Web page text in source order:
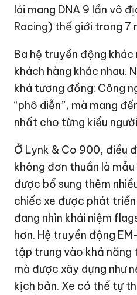
lái mang DNA 9 lần vô
Racing) thế giới trong 7
Ba hệ truyền động khác
khách hàng khác nhau.
khá tương đồng: Công
“phô diễn”, mà mang
nhất cho từng kiểu
Ở Lynk & Co 900, điều
không đơn thuần là
được bổ sung thêm
chiếc xe được phát
đang nhìn khái niệm
hơn. Hệ truyền động
tập trung vào khả năng
mà được xây dựng như
kịch bản. Xe có thể tự